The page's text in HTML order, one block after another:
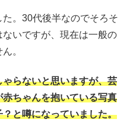
。30代後半なのでそろそ
いですが、現在は一般の
。
らないと思いますが、芸
ちゃんを抱いている写真
と噂になっていました。